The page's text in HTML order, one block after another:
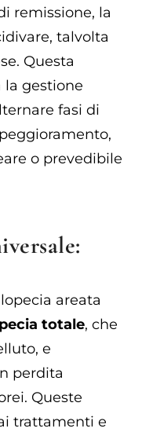
remissione, la
talvolta
Questa
la gestione
fasi di
o prevedibile
areata
totale, che
e
perdita
Queste
trattamenti e